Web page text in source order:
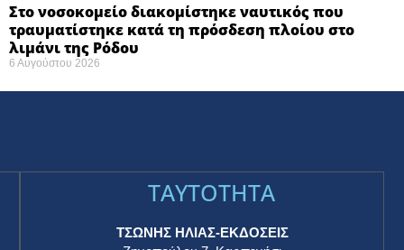
Στο νοσοκομείο διακομίστηκε ναυτικός που
τραυματίστηκε κατά τη πρόσδεση πλοίου στο
λιμάνι της Ρόδου
6 Αυγούστου 2026
TAYTOTHTA
ΤΣΩΝΗΣ ΗΛΙΑΣ-ΕΚΔΟΣΕΙΣ